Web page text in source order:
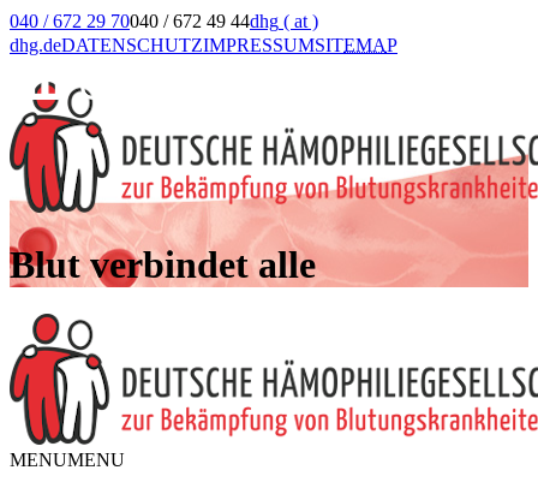
040 / 672 29 70040 / 672 49 44dhg ( at )
dhg.deDATENSCHUTZIMPRESSUMSITEMAP
Blut verbindet alle
MENUMENU